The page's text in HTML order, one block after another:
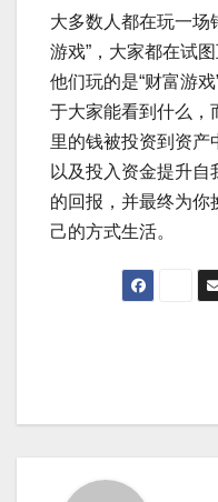
大多数人都在玩一场
游戏”，大家都在试
他们玩的是“财富游
于大家能看到什么，
里的钱被投资到资产
以及投入资金提升
的回报，并最终为你
己的方式生活。